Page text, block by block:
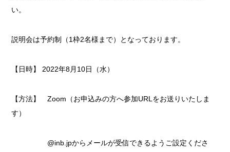
い。
説明会は予約制（1枠2名様まで）となっております。
【日時】 2022年8月10日（水）
【方法】 Zoom（お申込みの方へ参加URLをお送りいたしま
す）
@inb.jpからメールが受信できるようご設定くださ